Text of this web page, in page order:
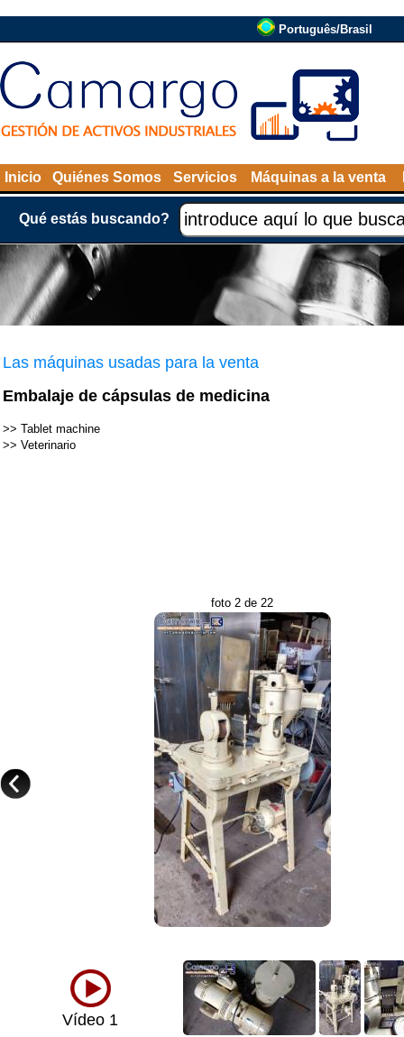
Português/Brasil
Inicio Quiénes Somos Servicios Máquinas a la venta
Qué estás buscando?
Las máquinas usadas para la venta
Embalaje de cápsulas de medicina
>> Tablet machine
>> Veterinario
foto 2 de 22
Vídeo 1